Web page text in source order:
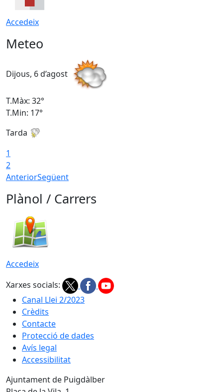
Accedeix
Meteo
Dijous, 6 d’agost
T.Màx: 32°
T.Min: 17°
Tarda
1
2
AnteriorSegüent
Plànol / Carrers
Accedeix
Xarxes socials:
Canal Llei 2/2023
Crèdits
Contacte
Protecció de dades
Avís legal
Accessibilitat
Ajuntament de Puigdàlber